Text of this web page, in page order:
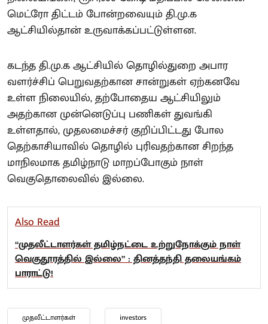
மெட்ரோ திட்டம் போன்றவையும் தி.மு.க
ஆட்சியில்தான் உருவாக்கப்பட்டுள்ளன.
கடந்த தி.மு.க ஆட்சியில் தொழில்துறை அபார
வளர்ச்சிப் பெறுவதற்கான சான்றுகள் ஏற்கனவே
உள்ள நிலையில், தற்போதைய ஆட்சியிலும்
அதற்கான முன்னெடுப்பு பணிகள் துவங்கி
உள்ளதால், முதலமைச்சர் குறிப்பிட்டது போல
தெற்காசியாவில் தொழில் புரிவதற்கான சிறந்த
மாநிலமாக தமிழ்நாடு மாறப்போகும் நாள்
வெகுதொலைவில் இல்லை.
Also Read
“முதலீட்டாளர்கள் தமிழ்நட்டை உற்றுநோக்கும் நாள்
வெகுதூரத்தில் இல்லை” : தினத்தந்தி தலையங்கம்
பாராட்டு!
முதலீட்டாளர்கள் investors